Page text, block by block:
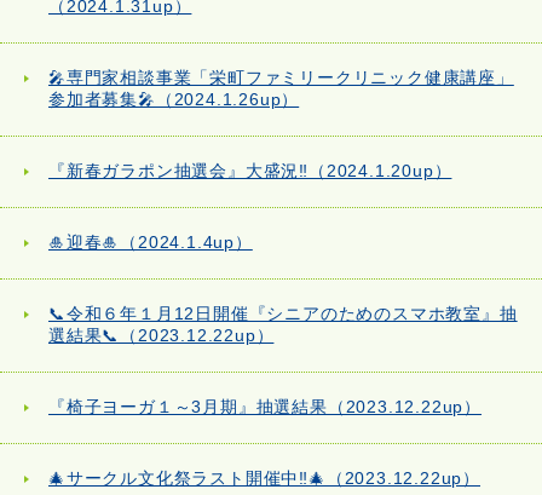
（2024.1.31up）
🎤専門家相談事業「栄町ファミリークリニック健康講座」
参加者募集🎤（2024.1.26up）
『新春ガラポン抽選会』大盛況‼（2024.1.20up）
🎍迎春🎍（2024.1.4up）
📞令和６年１月12日開催『シニアのためのスマホ教室』抽
選結果📞（2023.12.22up）
『椅子ヨーガ１～3月期』抽選結果（2023.12.22up）
🎄サークル文化祭ラスト開催中‼🎄（2023.12.22up）